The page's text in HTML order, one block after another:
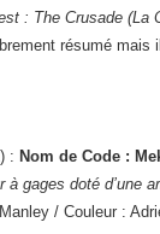
: The Crusade (La
résumé
: Nom de Code :
gages doté d’une
/ Couleur :